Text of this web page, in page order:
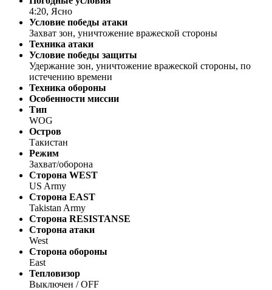
4:20, Ясно
Условие победы атаки
Захват зон, уничтожение вражеской стороны
Техника атаки
Условие победы защиты
Удержание зон, уничтожение вражеской стороны, по
истечению времени
Техника обороны
Особенности миссии
Тип
WOG
Остров
Такистан
Режим
Захват/оборона
Сторона WEST
US Army
Сторона EAST
Takistan Army
Сторона RESISTANSE
Сторона атаки
West
Сторона обороны
East
Тепловизор
Выключен / OFF